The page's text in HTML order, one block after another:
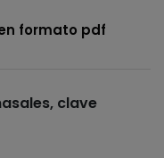
formato pdf
clave